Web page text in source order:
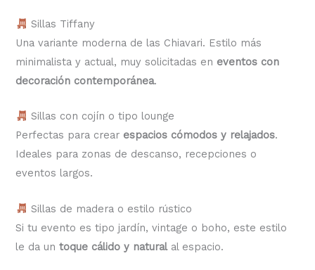
Sillas Tiffany
Una variante moderna de las Chiavari. Estilo más
minimalista y actual, muy solicitadas en eventos con
decoración contemporánea.
Sillas con cojín o tipo lounge
Perfectas para crear espacios cómodos y relajados.
Ideales para zonas de descanso, recepciones o
eventos largos.
Sillas de madera o estilo rústico
Si tu evento es tipo jardín, vintage o boho, este estilo
le da untoque cálido y naturalal espacio.